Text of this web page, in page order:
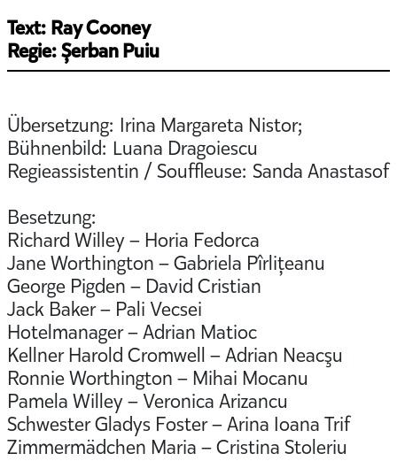
Text: Ray Cooney
Regie: Șerban Puiu
Übersetzung: Irina Margareta Nistor;
Bühnenbild: Luana Dragoiescu
Regieassistentin / Souffleuse: Sanda Anastasof
Besetzung:
Richard Willey – Horia Fedorca
Jane Worthington – Gabriela Pîrlițeanu
George Pigden – David Cristian
Jack Baker – Pali Vecsei
Hotelmanager – Adrian Matioc
Kellner Harold Cromwell – Adrian Neacşu
Ronnie Worthington – Mihai Mocanu
Pamela Willey – Veronica Arizancu
Schwester Gladys Foster – Arina Ioana Trif
Zimmermädchen Maria – Cristina Stoleriu